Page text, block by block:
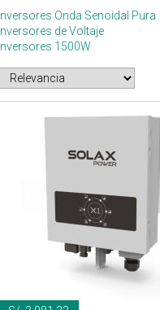
Inversores Onda Senoidal Pura
Inversores de Voltaje
Inversores 1500W